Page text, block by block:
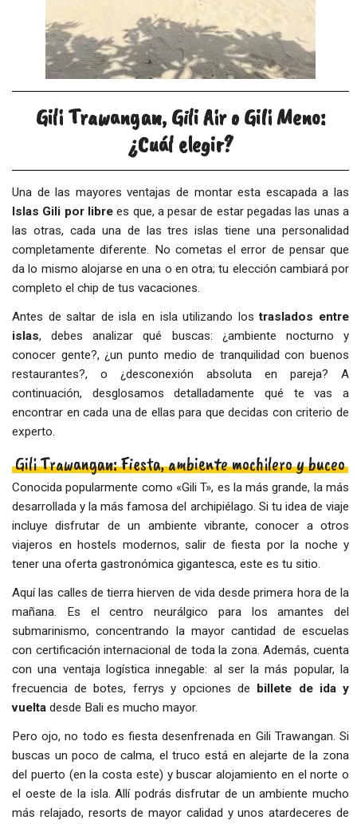
Gili Trawangan, Gili Air o Gili Meno:
¿Cuál elegir?
Una de las mayores ventajas de montar esta escapada a las
Islas Gili porlibrees que, a pesar de estar pegadas las unas a
las otras, cada una de las tres islas tiene una personalidad
completamente diferente. No cometas el error de pensar que
da lo mismo alojarse en una o en otra; tu elección cambiará por
completo el chip de tus vacaciones.
Antes de saltar de isla en isla utilizando lostraslados entre
islas, debes analizar qué buscas: ¿ambiente nocturno y
conocer gente?, ¿un punto medio de tranquilidad con buenos
restaurantes?, o ¿desconexión absoluta en pareja? A
continuación, desglosamos detalladamente qué te vas a
encontrar en cada una de ellas para que decidas con criterio de
experto.
Gili Trawangan: Fiesta, ambiente mochilero y buceo
Conocida popularmente como «Gili T», es la más grande, la más
desarrollada y la más famosa del archipiélago. Si tu idea de viaje
incluye disfrutar de un ambiente vibrante, conocer a otros
viajeros en hostels modernos, salir de fiesta por la noche y
tener una oferta gastronómica gigantesca, este es tu sitio.
Aquí las calles de tierra hierven de vida desde primera hora de la
mañana. Es el centro neurálgico para los amantes del
submarinismo, concentrando la mayor cantidad de escuelas
con certificación internacional de toda la zona. Además, cuenta
con una ventaja logística innegable: al ser la más popular, la
frecuencia de botes, ferrys y opciones de billete de ida y
vuelta desde Bali es mucho mayor.
Pero ojo, no todo es fiesta desenfrenada en Gili Trawangan. Si
buscas un poco de calma, el truco está en alejarte de la zona
del puerto (en la costa este) y buscar alojamiento en el norte o
el oeste de la isla. Allí podrás disfrutar de un ambiente mucho
más relajado, resorts de mayor calidad y unos atardeceres de